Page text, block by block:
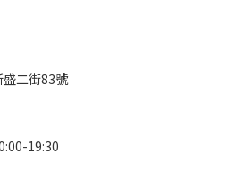
二街83號
19:30